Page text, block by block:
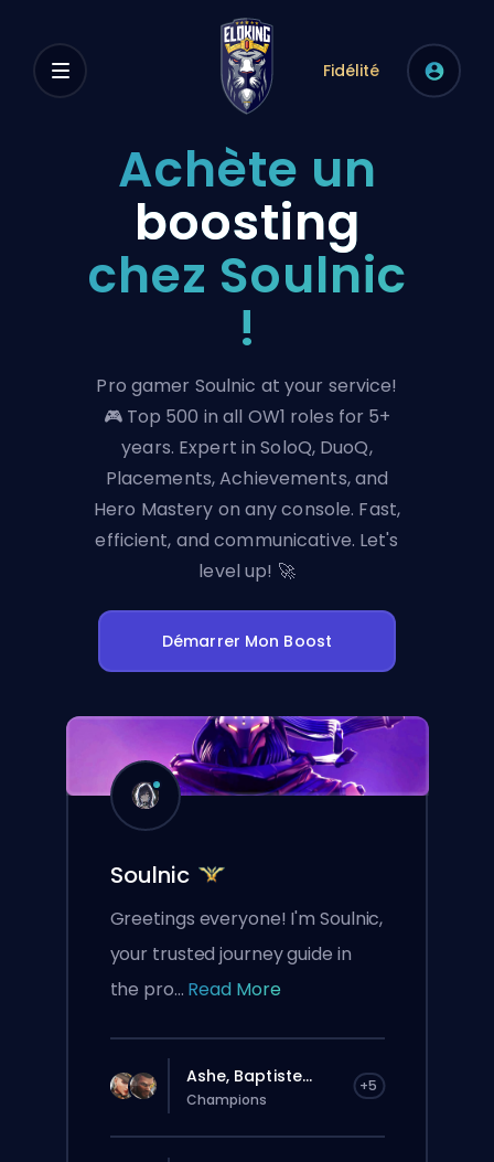
Fidélité
Achète un
boosting
chez Soulnic
!
Pro gamer Soulnic at your service!
🎮 Top 500 in all OW1 roles for 5+
years. Expert in SoloQ, DuoQ,
Placements, Achievements, and
Hero Mastery on any console. Fast,
efficient, and communicative. Let's
level up! 🚀
Démarrer Mon Boost
Soulnic
Greetings everyone! I'm Soulnic,
your trusted journey guide in
the pro... Read More
Ashe, Baptiste... +5
Champions